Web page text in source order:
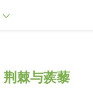
荆棘与蒺藜